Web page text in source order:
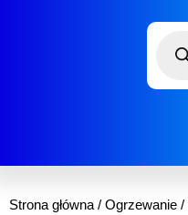
Strona główna / Ogrzewanie /